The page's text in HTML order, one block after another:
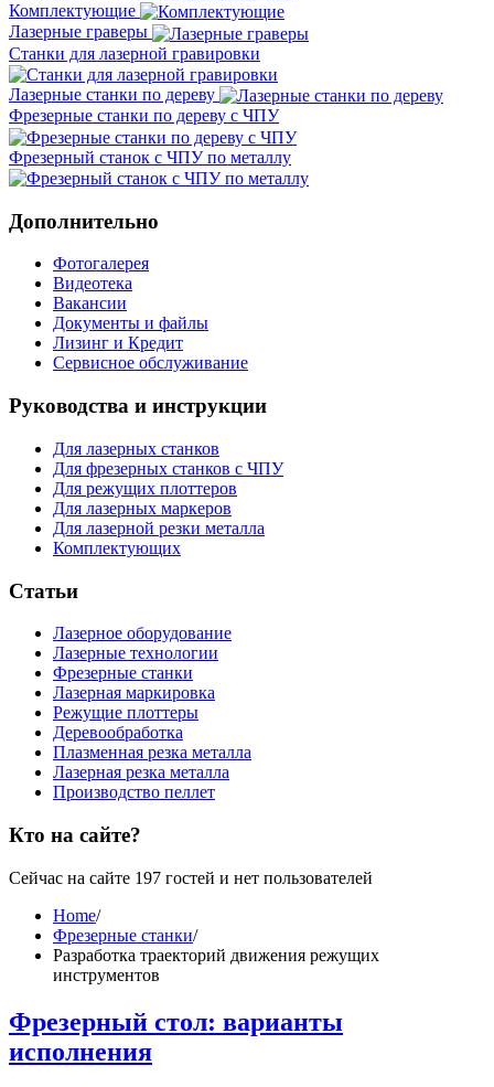
Комплектующие
Лазерные граверы
Станки для лазерной гравировки
Лазерные станки по дереву
Фрезерные станки по дереву с ЧПУ
Фрезерный станок с ЧПУ по металлу
Дополнительно
Фотогалерея
Видеотека
Вакансии
Документы и файлы
Лизинг и Кредит
Сервисное обслуживание
Руководства и инструкции
Для лазерных станков
Для фрезерных станков с ЧПУ
Для режущих плоттеров
Для лазерных маркеров
Для лазерной резки металла
Комплектующих
Статьи
Лазерное оборудование
Лазерные технологии
Фрезерные станки
Лазерная маркировка
Режущие плоттеры
Деревообработка
Плазменная резка металла
Лазерная резка металла
Производство пеллет
Кто на сайте?
Сейчас на сайте 197 гостей и нет пользователей
Home/
Фрезерные станки/
Разработка траекторий движения режущих
инструментов
Фрезерный стол: варианты
исполнения